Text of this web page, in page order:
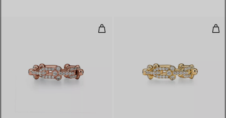
Bague à maillons taille Small en